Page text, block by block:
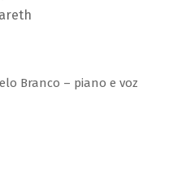
Branco – piano e voz